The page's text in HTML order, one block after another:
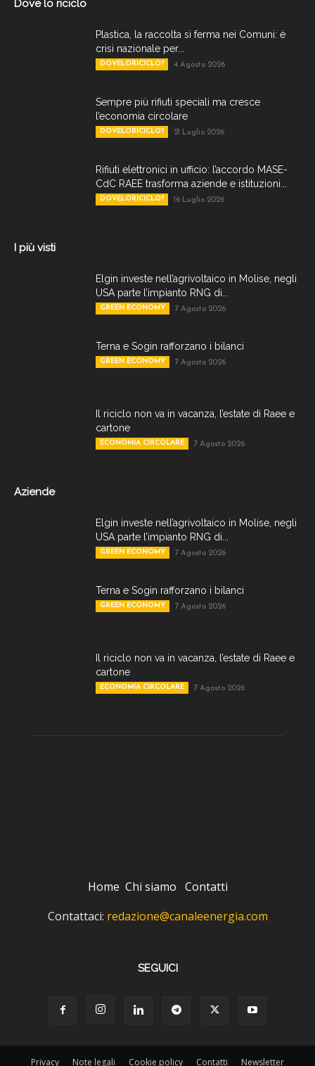
Dove lo riciclo
Plastica, la raccolta si ferma nei Comuni: è
crisi nazionale per...
DOVELORICICLO? 4 Agosto 2026
Sempre più rifiuti speciali ma cresce
l’economia circolare
DOVELORICICLO? 21 Luglio 2026
Rifiuti elettronici in ufficio: l’accordo MASE-
CdC RAEE trasforma aziende e istituzioni...
DOVELORICICLO? 16 Luglio 2026
I più visti
Elgin investe nell’agrivoltaico in Molise, negli
USA parte l’impianto RNG di...
GREEN ECONOMY 7 Agosto 2026
Terna e Sogin rafforzano i bilanci
GREEN ECONOMY 7 Agosto 2026
Il riciclo non va in vacanza, l’estate di Raee e
cartone
ECONOMIA CIRCOLARE 7 Agosto 2026
Aziende
Elgin investe nell’agrivoltaico in Molise, negli
USA parte l’impianto RNG di...
GREEN ECONOMY 7 Agosto 2026
Terna e Sogin rafforzano i bilanci
GREEN ECONOMY 7 Agosto 2026
Il riciclo non va in vacanza, l’estate di Raee e
cartone
ECONOMIA CIRCOLARE 7 Agosto 2026
Home Chi siamo Contatti
Contattaci: redazione@canaleenergia.com
SEGUICI
Privacy Note legali Cookie policy Contatti Newsletter